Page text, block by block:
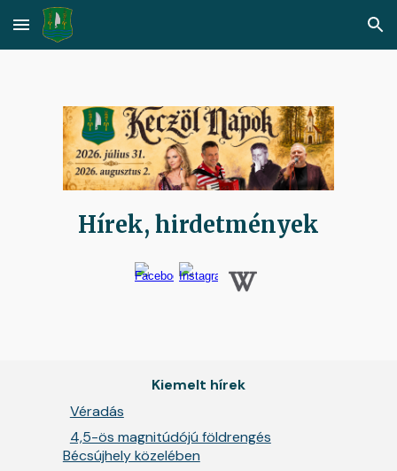
Skip to main content Skip to navigation
Hírek, hirdetmények
Kiemelt hírek
Véradás
4,5-ös magnitúdójú földrengés
Bécsújhely közelében